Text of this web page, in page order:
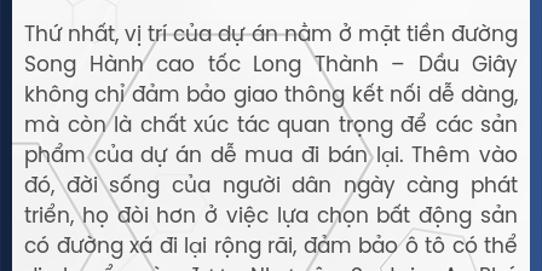
Thứ nhất, vị trí của dự án nằm ở mặt tiền đường
Song Hành cao tốc Long Thành – Dầu Giây
không chỉ đảm bảo giao thông kết nối dễ dàng,
mà còn là chất xúc tác quan trọng để các sản
phẩm của dự án dễ mua đi bán lại. Thêm vào
đó, đời sống của người dân ngày càng phát
triển, họ đòi hơn ở việc lựa chọn bất động sản
có đường xá đi lại rộng rãi, đảm bảo ô tô có thể